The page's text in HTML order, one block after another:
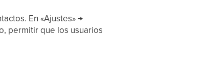
En «Ajustes» →
permitir que los usuarios